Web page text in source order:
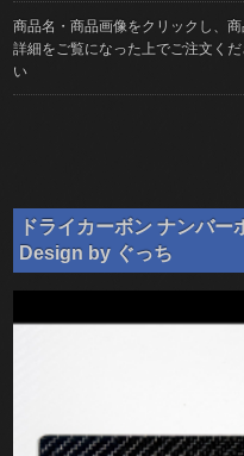
商品名・商品画像をクリックし、商
詳細をご覧になった上でご注文くだ
い
ドライカーボン ナンバ
Design by ぐっち